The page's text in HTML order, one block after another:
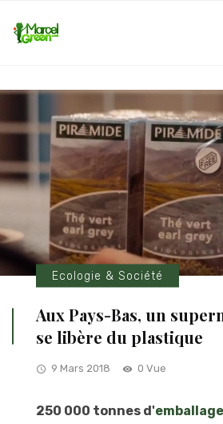
Ecologie & Société
Aux Pays-Bas, un
se libère du plastique
9 Mars 2018 0 Vue
250 000 tonnes d'